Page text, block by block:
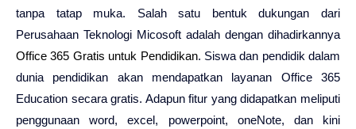
tanpa tatap muka. Salah satu bentuk dukungan dari
Perusahaan Teknologi Micosoft adalah dengan dihadirkannya
Office 365 Gratis untuk Pendidikan. Siswa dan pendidik dalam
dunia pendidikan akan mendapatkan layanan Office 365
Education secara gratis. Adapun fitur yang didapatkan meliputi
penggunaan word, excel, powerpoint, oneNote, dan kini